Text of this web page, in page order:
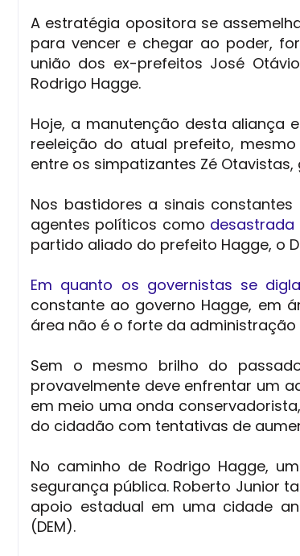
A estratégia opositora se
para vencer e chegar ao poder,
união dos ex-prefeitos José
Rodrigo Hagge.
Hoje, a manutenção desta aliança
reeleição do atual prefeito,
entre os simpatizantes Zé
Nos bastidores a sinais
agentes políticos como
partido aliado do prefeito Hagge, o
Em quanto os governistas se
constante ao governo Hagge, em
área não é o forte da administração
Sem o mesmo brilho do
provavelmente deve enfrentar um
em meio uma onda
do cidadão com tentativas de
No caminho de Rodrigo Hagge,
segurança pública. Roberto Junior
apoio estadual em uma cidade
(DEM).